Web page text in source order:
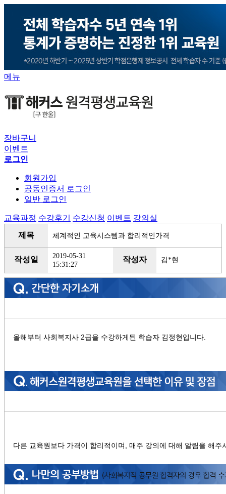
메뉴
장바구니
이벤트
로그인
회원가입
공동인증서 로그인
일반 로그인
교육과정 수강후기 수강신청 이벤트 강의실
제목
체계적인 교육시스템과 합리적인가격
작성일
2019-05-31
15:31:27
작성자 김*현
올해부터 사회복지사 2급을 수강하게된 학습자 김정현입니다.
다른 교육원보다 가격이 합리적이며, 매주 강의에 대해 알림을 해주